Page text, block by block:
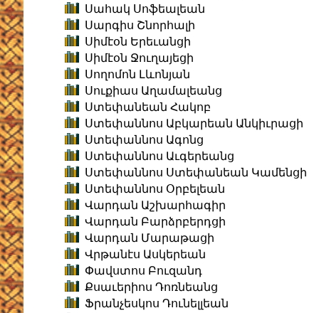
Սահակ Սոֆեալեան
Սարգիս Շնորհալի
Սիմէօն Երեւանցի
Սիմէօն Ջուղայեցի
Սողոմոն Լևոնյան
Սուքիաս Աղամալեանց
Ստեփանեան Հակոբ
Ստեփաննոս Աբկարեան Անկիւրացի
Ստեփաննոս Ագոնց
Ստեփաննոս Աւգերեանց
Ստեփաննոս Ստեփանեան Կամենցի
Ստեփաննոս Օրբելեան
Վարդան Աշխարհագիր
Վարդան Բարձրբերդցի
Վարդան Մարաթացի
Վրթանէս Ասկերեան
Փավստոս Բուզանդ
Քսաւերիոս Դոռնեանց
Ֆրանչեսկոս Դունելլեան